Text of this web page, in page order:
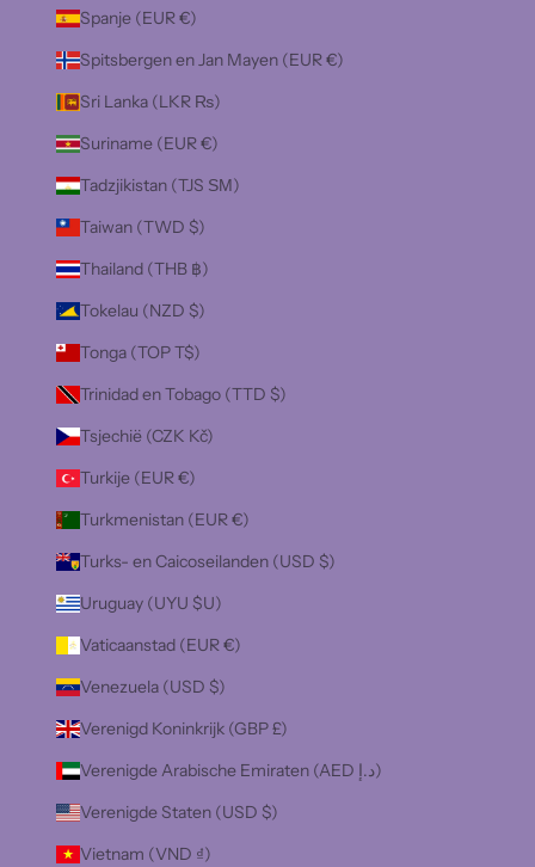
Spanje (EUR €)
Spitsbergen en Jan Mayen (EUR €)
Sri Lanka (LKR ₨)
Suriname (EUR €)
Tadzjikistan (TJS ЅМ)
Taiwan (TWD $)
Thailand (THB ฿)
Tokelau (NZD $)
Tonga (TOP T$)
Trinidad en Tobago (TTD $)
Tsjechië (CZK Kč)
Turkije (EUR €)
Turkmenistan (EUR €)
Turks- en Caicoseilanden (USD $)
Uruguay (UYU $U)
Vaticaanstad (EUR €)
Venezuela (USD $)
Verenigd Koninkrijk (GBP £)
Verenigde Arabische Emiraten (AED د.إ)
Verenigde Staten (USD $)
Vietnam (VND ₫)